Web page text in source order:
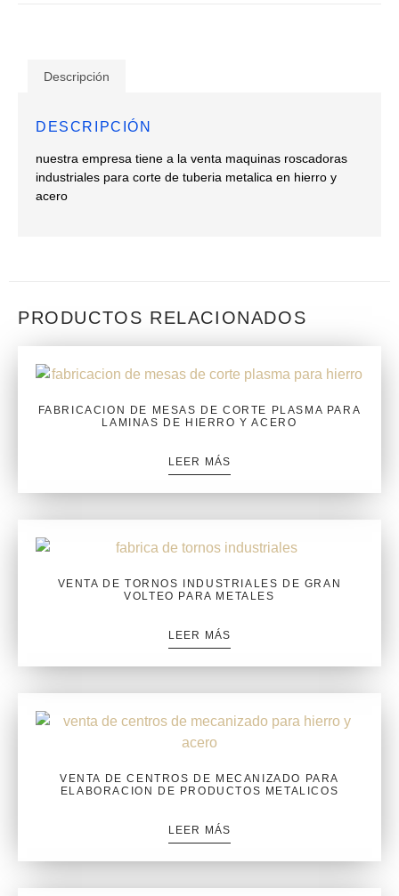
Descripción
DESCRIPCIÓN
nuestra empresa tiene a la venta maquinas roscadoras
industriales para corte de tuberia metalica en hierro y
acero
PRODUCTOS RELACIONADOS
FABRICACION DE MESAS DE CORTE PLASMA PARA
LAMINAS DE HIERRO Y ACERO
LEER MÁS
VENTA DE TORNOS INDUSTRIALES DE GRAN
VOLTEO PARA METALES
LEER MÁS
VENTA DE CENTROS DE MECANIZADO PARA
ELABORACION DE PRODUCTOS METALICOS
LEER MÁS